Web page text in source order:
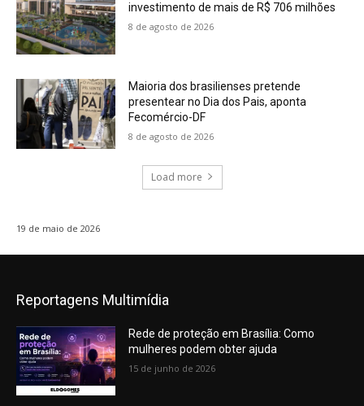
investimento de mais de R$ 706 milhões
8 de agosto de 2026
Maioria dos brasilienses pretende
presentear no Dia dos Pais, aponta
Fecomércio-DF
8 de agosto de 2026
Load more
19 de maio de 2026
Reportagens Multimídia
Rede de proteção em Brasília: Como
mulheres podem obter ajuda
15 de junho de 2026